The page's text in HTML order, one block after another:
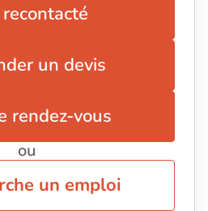
un devis
rendez-vous
ou
un emploi